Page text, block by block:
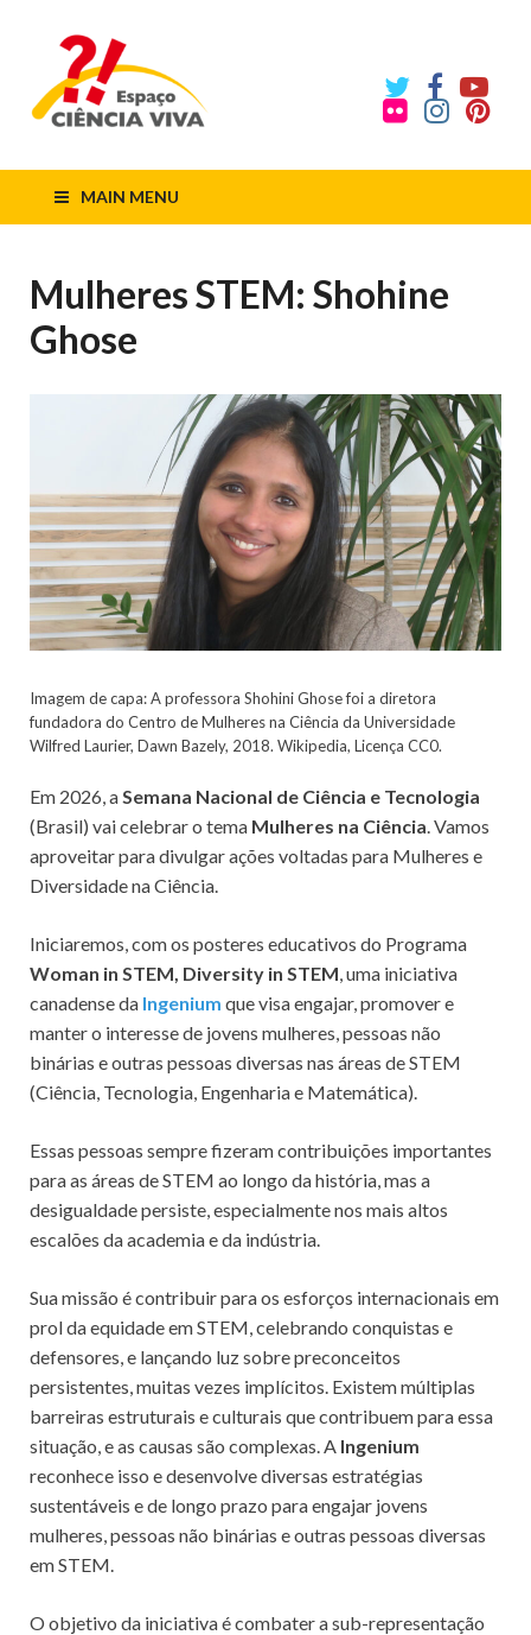
MAIN MENU
Mulheres STEM: Shohine
Ghose
Imagem de capa: A professora Shohini Ghose foi a diretora
fundadora do Centro de Mulheres na Ciência da Universidade
Wilfred Laurier, Dawn Bazely, 2018. Wikipedia, Licença CC0.
Em 2026, aSemana Nacional de Ciência e Tecnologia
(Brasil) vai celebrar o tema Mulheres na Ciência. Vamos
aproveitar para divulgar ações voltadas para Mulheres e
Diversidade na Ciência.
Iniciaremos, com os posteres educativos do Programa
Woman in STEM, Diversity in STEM, uma iniciativa
canadense da Ingenium que visa engajar, promover e
manter o interesse de jovens mulheres, pessoas não
binárias e outras pessoas diversas nas áreas de STEM
(Ciência, Tecnologia, Engenharia e Matemática).
Essas pessoas sempre fizeram contribuições importantes
para as áreas de STEM ao longo da história, mas a
desigualdade persiste, especialmente nos mais altos
escalões da academia e da indústria.
Sua missão é contribuir para os esforços internacionais em
prol da equidade em STEM, celebrando conquistas e
defensores, e lançando luz sobre preconceitos
persistentes, muitas vezes implícitos. Existem múltiplas
barreiras estruturais e culturais que contribuem para essa
situação, e as causas são complexas. A Ingenium
reconhece isso e desenvolve diversas estratégias
sustentáveis e de longo prazo para engajar jovens
mulheres, pessoas não binárias e outras pessoas diversas
em STEM.
O objetivo da iniciativa é combater a sub-representação